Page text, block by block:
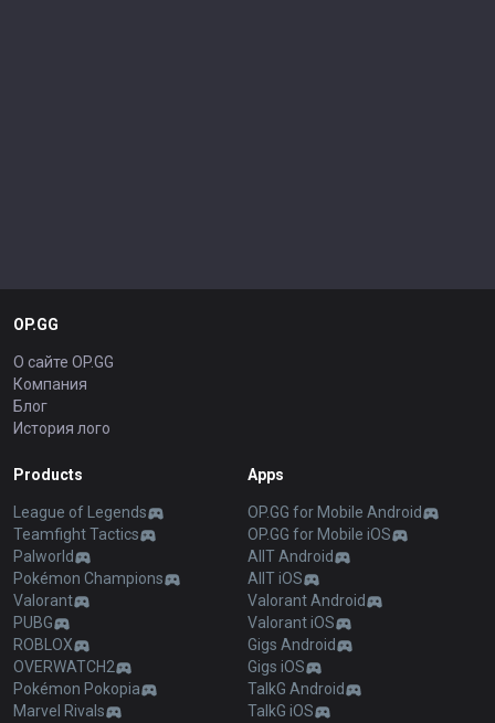
OP.GG
О сайте OP.GG
Компания
Блог
История лого
Products
League of Legends
Teamfight Tactics
Palworld
Pokémon Champions
Valorant
PUBG
ROBLOX
OVERWATCH2
Pokémon Pokopia
Marvel Rivals
Apps
OP.GG for Mobile Android
OP.GG for Mobile iOS
AllT Android
AllT iOS
Valorant Android
Valorant iOS
Gigs Android
Gigs iOS
TalkG Android
TalkG iOS